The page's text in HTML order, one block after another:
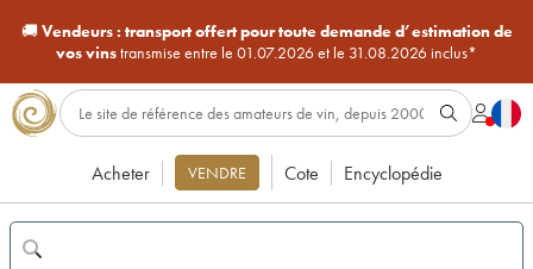
🚚Vendeurs : transport offert pour toute demande d’estimation de
vos vinstransmise entre le 01.07.2026 et le 31.08.2026 inclus*
Acheter VENDRE Cote Encyclopédie